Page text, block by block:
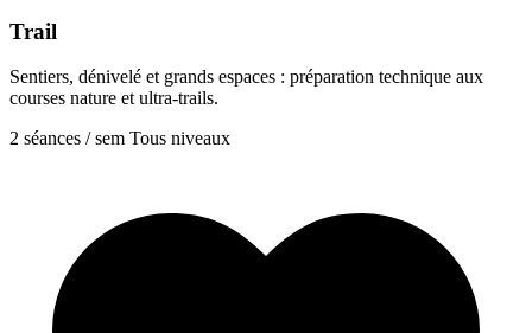
Trail
Sentiers, dénivelé et grands espaces : préparation technique aux
courses nature et ultra-trails.
2 séances / sem Tous niveaux